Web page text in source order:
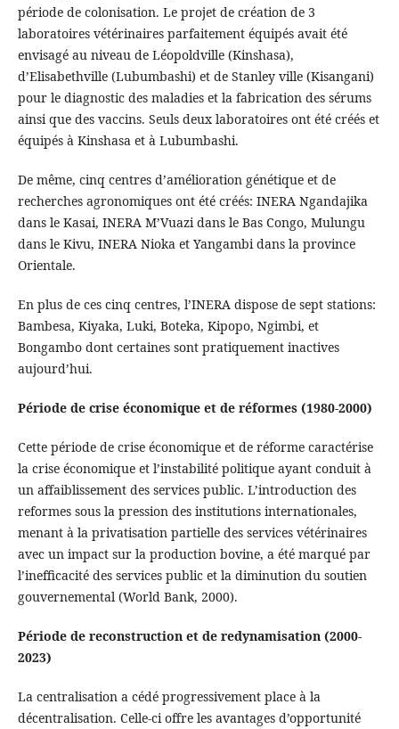
période de colonisation. Le projet de création de 3
laboratoires vétérinaires parfaitement équipés avait été
envisagé au niveau de Léopoldville (Kinshasa),
d’Elisabethville (Lubumbashi) et de Stanley ville (Kisangani)
pour le diagnostic des maladies et la fabrication des sérums
ainsi que des vaccins. Seuls deux laboratoires ont été créés et
équipés à Kinshasa et à Lubumbashi.
De même, cinq centres d’amélioration génétique et de
recherches agronomiques ont été créés: INERA Ngandajika
dans le Kasai, INERA M’Vuazi dans le Bas Congo, Mulungu
dans le Kivu, INERA Nioka et Yangambi dans la province
Orientale.
En plus de ces cinq centres, l’INERA dispose de sept stations:
Bambesa, Kiyaka, Luki, Boteka, Kipopo, Ngimbi, et
Bongambo dont certaines sont pratiquement inactives
aujourd’hui.
Période de crise économique et de réformes (1980-2000)
Cette période de crise économique et de réforme caractérise
la crise économique et l’instabilité politique ayant conduit à
un affaiblissement des services public. L’introduction des
reformes sous la pression des institutions internationales,
menant à la privatisation partielle des services vétérinaires
avec un impact sur la production bovine, a été marqué par
l’inefficacité des services public et la diminution du soutien
gouvernemental (World Bank, 2000).
Période de reconstruction et de redynamisation (2000-
2023)
La centralisation a cédé progressivement place à la
décentralisation. Celle-ci offre les avantages d’opportunité